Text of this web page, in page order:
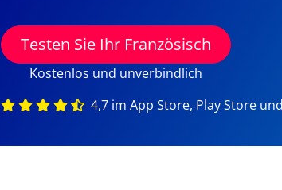
Testen Sie Ihr Französisch
Kostenlos und unverbindlich
4,7 im App Store, Play Store